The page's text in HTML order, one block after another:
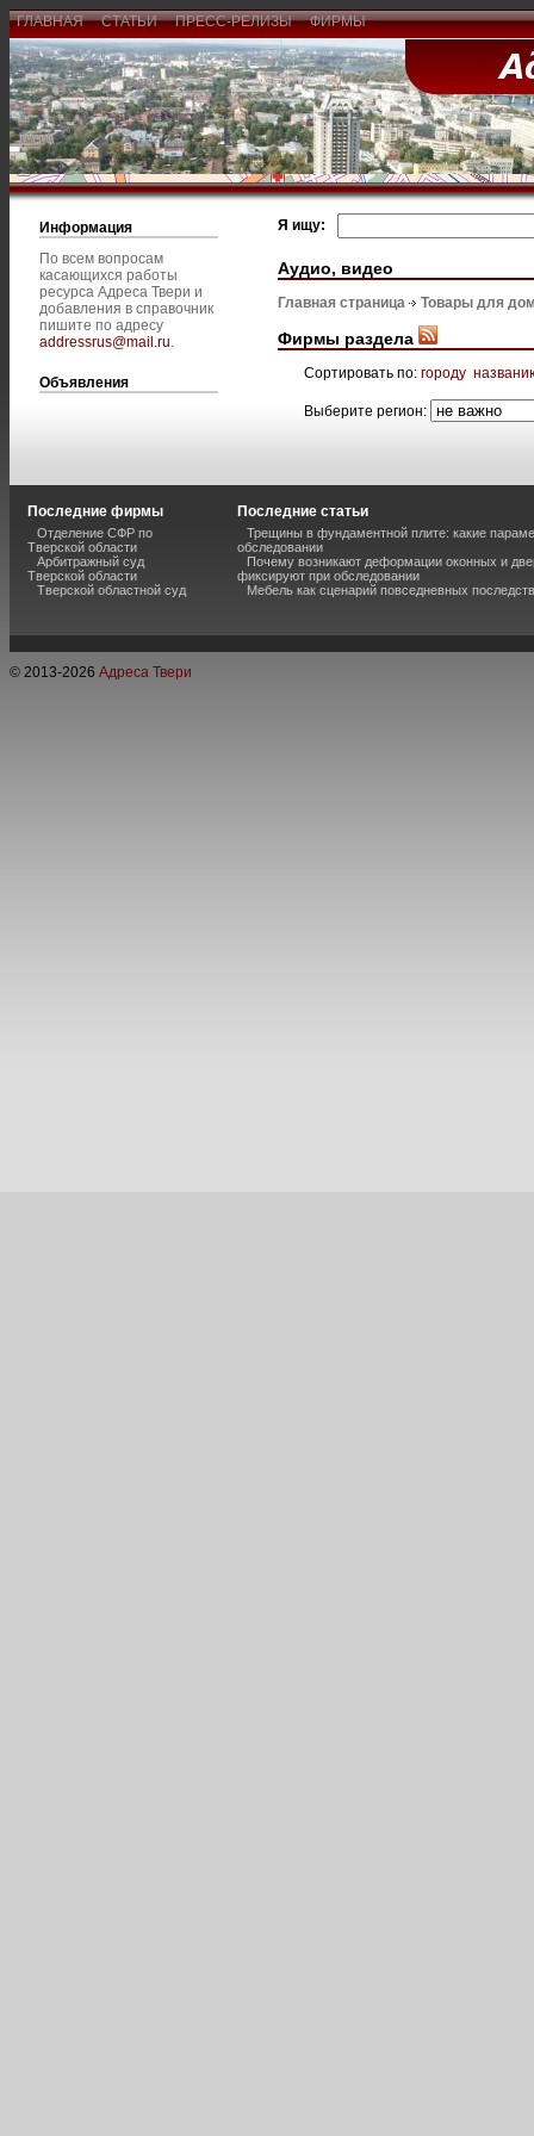
ГЛАВНАЯ СТАТЬИ ПРЕСС-РЕЛИЗЫ ФИРМЫ
Информация
По всем вопросам
касающихся работы
ресурса Адреса Твери и
добавления в справочник
пишите по адресу
addressrus@mail.ru.
Объявления
Я ищу:
Аудио, видео
Главная страница Товары для
Фирмы раздела
Сортировать по: городу
Выберите регион:
Последние фирмы
Отделение СФР по
Тверской области
Арбитражный суд
Тверской области
Тверской областной суд
Последние статьи
Трещины в фундаментной плите: какие
обследовании
Почему возникают деформации оконных и
фиксируют при обследовании
Мебель как сценарий повседневных
© 2013-2026 Адреса Твери